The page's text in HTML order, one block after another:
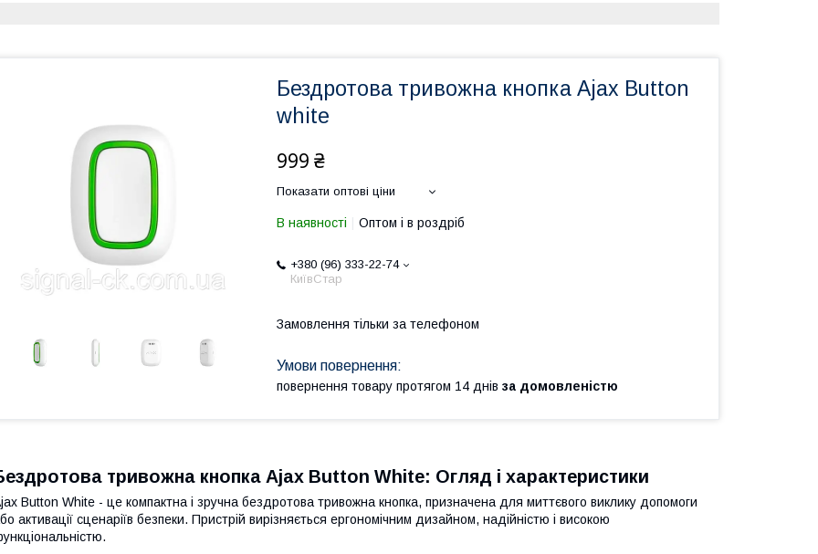
Бездротова тривожна кнопка Ajax Button
white
999 ₴
Показати оптові ціни
В наявності Оптом і в роздріб
+380 (96) 333-22-74
КиївСтар
Замовлення тільки за телефоном
повернення товару протягом 14 днів за домовленістю
тривожна кнопка Ajax Button White: Огляд і характеристики
Button White - це компактна і зручна бездротова тривожна кнопка, призначена для миттєвого виклику допомоги
активації сценаріїв безпеки. Пристрій вирізняється ергономічним дизайном, надійністю і високою